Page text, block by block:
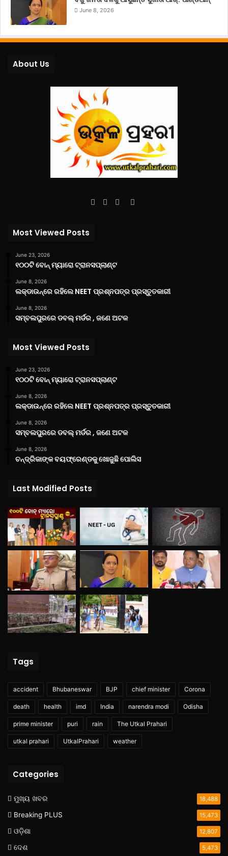
June 8, 2026
About Us
Facebook
TwitterYouTube
Instagram
Most Viewed Posts
June 23, 2026
୧୦୦ଟି ବୋନ୍ ମ୍ୟାରୋ ଟ୍ରାନସପ୍ଲାଣ୍ଟ
June 8, 2026
ଲକ୍‌ଡାଉନ୍‌ରେ ରହିଲେ NEET ପ୍ରଶ୍ନପତ୍ର ପ୍ରସ୍ତୁତକାରୀ
June 8, 2026
ସମ୍ବଲପୁରରେ ଡବଲ୍ ମର୍ଡର , ଜଣେ ଅଟକ
Most Viewed Posts
June 23, 2026
୧୦୦ଟି ବୋନ୍ ମ୍ୟାରୋ ଟ୍ରାନସପ୍ଲାଣ୍ଟ
June 8, 2026
ଲକ୍‌ଡାଉନ୍‌ରେ ରହିଲେ NEET ପ୍ରଶ୍ନପତ୍ର ପ୍ରସ୍ତୁତକାରୀ
June 8, 2026
ସମ୍ବଲପୁରରେ ଡବଲ୍ ମର୍ଡର , ଜଣେ ଅଟକ
June 8, 2026
ଚନ୍ଦ୍ରିକାଙ୍କ ବୟଫ୍ରେଣ୍ଡକୁ ଖୋଜୁଛି ପୋଲିସ
Last Modified Posts
Tags
accident Bhubaneswar BJP chief minister Corona
death health imd India narendra modi Odisha
prime minister puri rain The Utkal Prahari
utkal prahari UtkalPrahari weather
Categories
ମୁଖ୍ୟ ଖବର 18,488
Breaking PLUS 15,473
ଓଡ଼ିଶା 12,807
ଦେଶ 5,473